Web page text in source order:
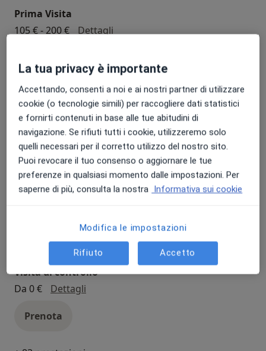
Prima Visita
105 € - 200 €
Dettagli
Visita proctologica
171 €
Dettaglivisita proctologica
Prenota
Visita ortopedica
Visita di controllo
Da 0 €
Dettagli
Prenota
La tua privacy è importante
Accettando, consenti a noi e ai nostri partner di utilizzare
cookie (o tecnologie simili) per raccogliere dati statistici
e fornirti contenuti in base alle tue abitudini di
navigazione. Se rifiuti tutti i cookie, utilizzeremo solo
quelli necessari per il corretto utilizzo del nostro sito.
Puoi revocare il tuo consenso o aggiornare le tue
preferenze in qualsiasi momento dalle impostazioni. Per
saperne di più, consulta la nostra Informativa sui cookie
Modifica le impostazioni
Rifiuto Accetto